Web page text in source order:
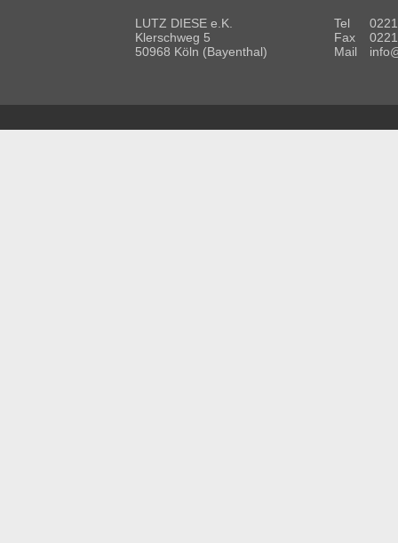
LUTZ DIESE e.K.
Klerschweg 5
50968 Köln (Bayenthal)
Tel
Fax
Mail